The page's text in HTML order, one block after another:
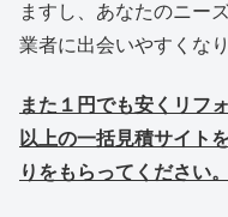
ますし、あなたのニー
業者に出会いやすくなり
また１円でも安くリフ
以上の一括見積サイト
りをもらってください。